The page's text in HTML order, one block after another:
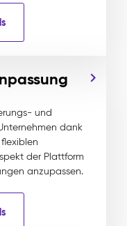
und
dank
der Plattform
anzupassen.